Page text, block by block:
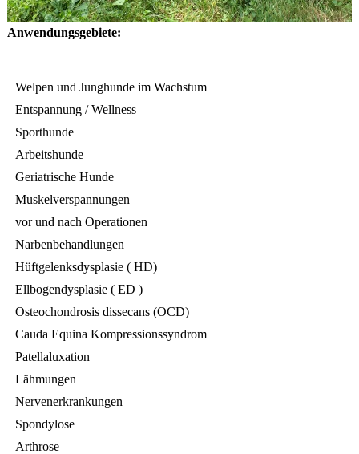
Anwendungsgebiete:
Welpen und Junghunde im Wachstum
Entspannung / Wellness
Sporthunde
Arbeitshunde
Geriatrische Hunde
Muskelverspannungen
vor und nach Operationen
Narbenbehandlungen
Hüftgelenksdysplasie ( HD)
Ellbogendysplasie ( ED )
Osteochondrosis dissecans (OCD)
Cauda Equina Kompressionssyndrom
Patellaluxation
Lähmungen
Nervenerkrankungen
Spondylose
Arthrose